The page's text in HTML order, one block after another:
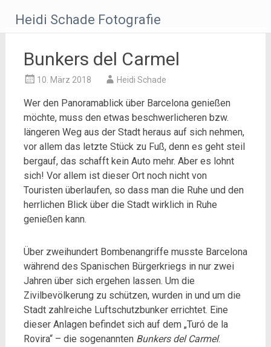
Inhalt
springen
Heidi Schade Fotografie
Bunkers del Carmel
10. März 2018 Heidi Schade
Wer den Panoramablick über Barcelona genießen
möchte, muss den etwas beschwerlicheren bzw.
längeren Weg aus der Stadt heraus auf sich nehmen,
vor allem das letzte Stück zu Fuß, denn es geht steil
bergauf, das schafft kein Auto mehr. Aber es lohnt
sich! Vor allem ist dieser Ort noch nicht von
Touristen überlaufen, so dass man die Ruhe und den
herrlichen Blick über die Stadt wirklich in Ruhe
genießen kann.
Über zweihundert Bombenangriffe musste Barcelona
während des Spanischen Bürgerkriegs in nur zwei
Jahren über sich ergehen lassen. Um die
Zivilbevölkerung zu schützen, wurden in und um die
Stadt zahlreiche Luftschutzbunker errichtet. Eine
dieser Anlagen befindet sich auf dem „Turó de la
Rovira“ – die sogenannten Bunkers del Carmel.